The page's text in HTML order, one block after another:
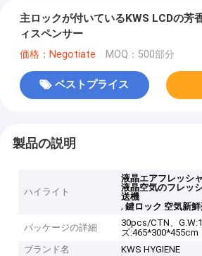
主ロックが付いているKWS LCDの芳
ィスペンサー
価格：Negotiate MOQ：500部分
ベストプライス
製品の説明
ハイライト
液晶エアフレッシ
液晶空気のフレッ
送機
,鍵ロック 空気新
パッケージの詳細
30pcs/CTN、
ズ:465*300*455cm
ブランド名
KWS HYGIENE